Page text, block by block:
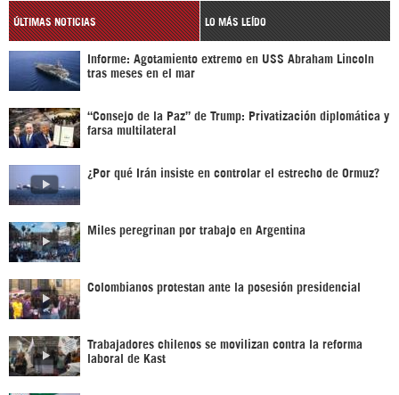
ÚLTIMAS NOTICIAS LO MÁS LEÍDO
Informe: Agotamiento extremo en USS Abraham Lincoln
tras meses en el mar
“Consejo de la Paz” de Trump: Privatización diplomática y
farsa multilateral
¿Por qué Irán insiste en controlar el estrecho de Ormuz?
Miles peregrinan por trabajo en Argentina
Colombianos protestan ante la posesión presidencial
Trabajadores chilenos se movilizan contra la reforma
laboral de Kast